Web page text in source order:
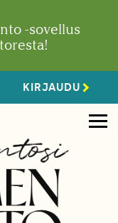
-sovellus
KIRJAUDU